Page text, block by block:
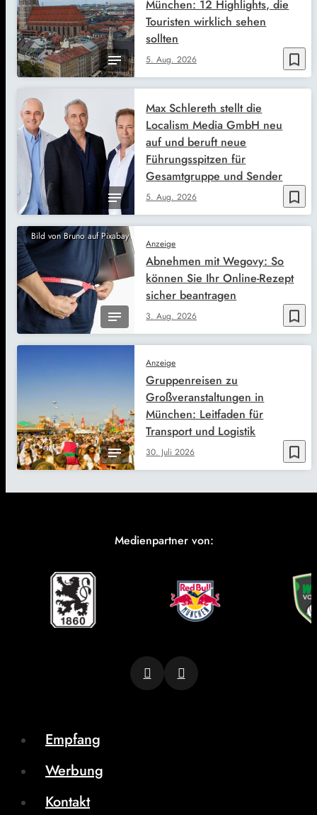
bookmark_border
5. Aug. 2026
München: 12 Highlights, die
Touristen wirklich sehen
sollten
bookmark_border
5. Aug. 2026
Max Schlereth stellt die
Localism Media GmbH neu
auf und beruft neue
Führungsspitzen für
Gesamtgruppe und Sender
Bild von Bruno auf Pixabay
bookmark_border
Anzeige
3. Aug. 2026
Abnehmen mit Wegovy: So
können Sie Ihr Online-Rezept
sicher beantragen
bookmark_border
Anzeige
30. Juli 2026
Gruppenreisen zu
Großveranstaltungen in
München: Leitfaden für
Transport und Logistik
Medienpartner von:
Empfang
Werbung
Kontakt